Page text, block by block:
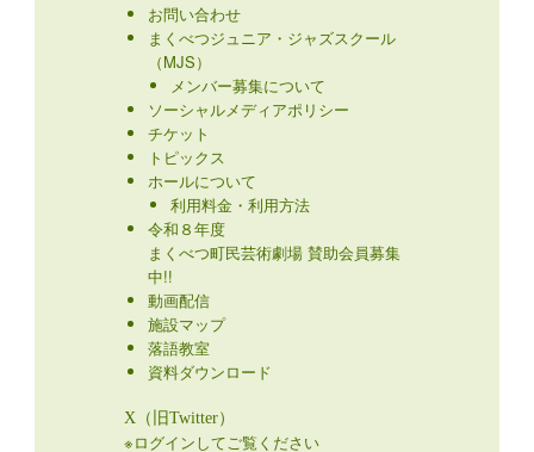
お問い合わせ
まくべつジュニア・ジャズスクール
（MJS）
メンバー募集について
ソーシャルメディアポリシー
チケット
トピックス
ホールについて
利用料金・利用方法
令和８年度
まくべつ町民芸術劇場 賛助会員募集
中!!
動画配信
施設マップ
落語教室
資料ダウンロード
X（旧Twitter）
※ログインしてご覧ください